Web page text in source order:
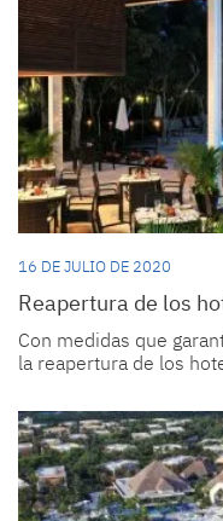
16 DE JULIO DE 2020
Reapertura de los
Con medidas que
la reapertura de los